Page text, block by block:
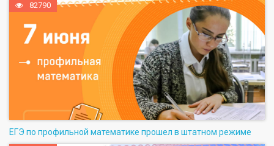
82790
ЕГЭ по профильной математике прошел в штатном режиме